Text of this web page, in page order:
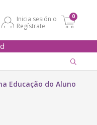
Inicia sesión o
Regístrate
0
Educação do Aluno